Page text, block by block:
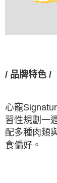
/ 品牌特色 /
心寵
習性規劃一
配多種肉類
食偏好。